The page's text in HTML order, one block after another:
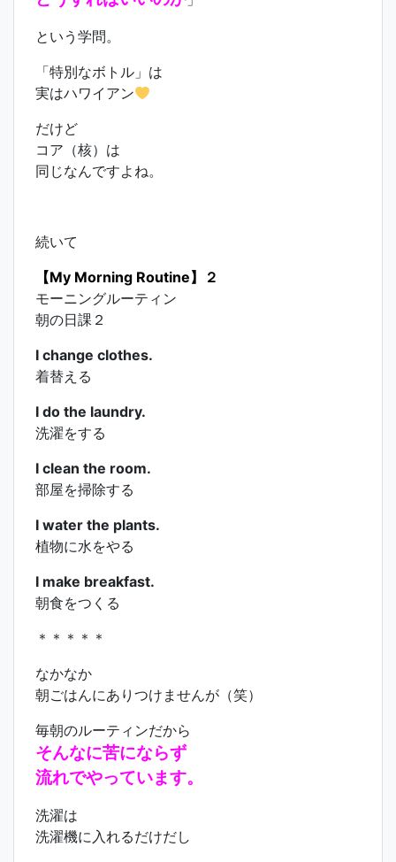
という学問。
「特別なボトル」は
実はハワイアン
だけど
コア（核）は
同じなんですよね。
続いて
【My Morning Routine】２
モーニングルーティン
朝の日課２
I change clothes.
着替える
I do the laundry.
洗濯をする
I clean the room.
部屋を掃除する
I water the plants.
植物に水をやる
I make breakfast.
朝食をつくる
＊＊＊＊＊
なかなか
朝ごはんにありつけませんが（笑）
毎朝のルーティンだから
そんなに苦にならず
流れでやっています。
洗濯は
洗濯機に入れるだけだし